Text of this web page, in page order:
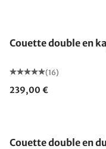
Couette double en
(16)
239,00 €
Couette double en